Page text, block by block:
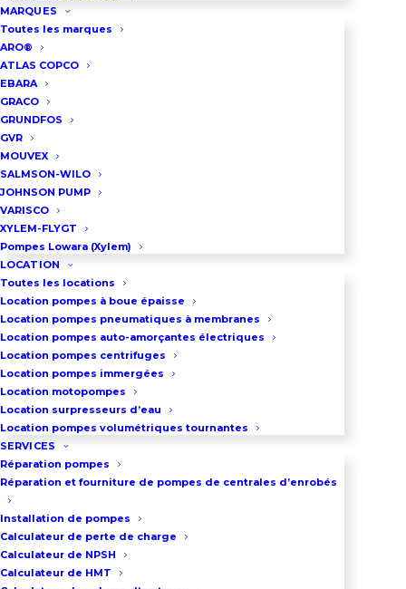
MARQUES
Toutes les marques
ARO®
ATLAS COPCO
EBARA
GRACO
GRUNDFOS
GVR
MOUVEX
SALMSON-WILO
JOHNSON PUMP
VARISCO
XYLEM-FLYGT
Pompes Lowara (Xylem)
LOCATION
Toutes les locations
Location pompes à boue épaisse
Location pompes pneumatiques à membranes
Location pompes auto-amorçantes électriques
Location pompes centrifuges
Location pompes immergées
Location motopompes
Location surpresseurs d’eau
Location pompes volumétriques tournantes
SERVICES
Réparation pompes
Réparation et fourniture de pompes de centrales d’enrobés
Installation de pompes
Calculateur de perte de charge
Calculateur de NPSH
Calculateur de HMT